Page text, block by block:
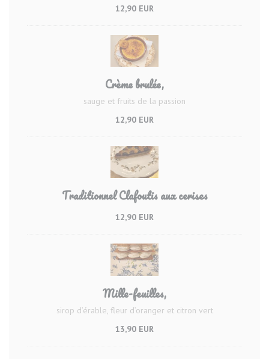
12,90 EUR
Crème brulée,
sauge et fruits de la passion
12,90 EUR
Traditionnel Clafoutis aux cerises
12,90 EUR
Mille-feuilles,
sirop d’érable, fleur d’oranger et citron vert
13,90 EUR